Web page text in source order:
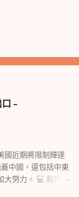
口 -
國近期將限制輝達
中國，還包括中東
大努力。 💻 戴爾、